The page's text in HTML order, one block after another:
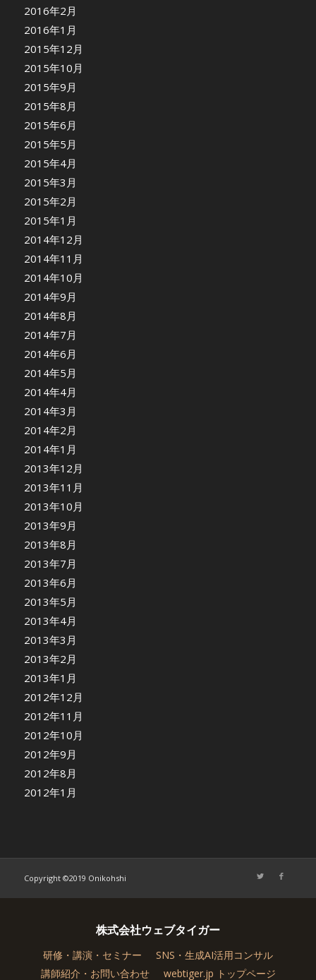
2016年2月
2016年1月
2015年12月
2015年10月
2015年9月
2015年8月
2015年6月
2015年5月
2015年4月
2015年3月
2015年2月
2015年1月
2014年12月
2014年11月
2014年10月
2014年9月
2014年8月
2014年7月
2014年6月
2014年5月
2014年4月
2014年3月
2014年2月
2014年1月
2013年12月
2013年11月
2013年10月
2013年9月
2013年8月
2013年7月
2013年6月
2013年5月
2013年4月
2013年3月
2013年2月
2013年1月
2012年12月
2012年11月
2012年10月
2012年9月
2012年8月
2012年1月
Copyright ©2019 Onikohshi
株式会社ウェブタイガー
研修・講演・セミナー
SNS・生成AI活用コンサル
講師紹介・お問い合わせ
webtiger.jp トップページ